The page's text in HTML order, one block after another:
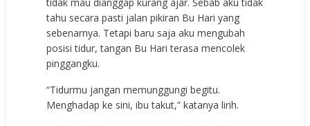
tahu secara pasti jalan pikiran Bu Hari yang
sebenarnya. Tetapi baru saja aku mengubah
posisi tidur, tangan Bu Hari terasa mencolek
pinggangku.
“Tidurmu jangan memunggungi begitu.
Menghadap ke sini, ibu takut,” katanya lirih.